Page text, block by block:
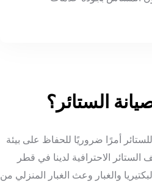
الستائر؟
أمرًا ضروريًا للحفاظ على بيئة
الاحترافية لدينا في قطر
والغبار وعث الغبار المنزلي من